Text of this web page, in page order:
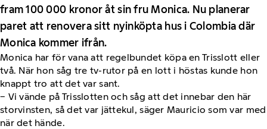
fram 100 000 kronor åt sin fru Monica. Nu planerar
paret att renovera sitt nyinköpta hus i Colombia där
Monica kommer ifrån.
Monica har för vana att regelbundet köpa en Trisslott eller
två. När hon såg tre tv-rutor på en lott i höstas kunde hon
knappt tro att det var sant.
− Vi vände på Trisslotten och såg att det innebar den här
storvinsten, så det var jättekul, säger Mauricio som var med
när det hände.